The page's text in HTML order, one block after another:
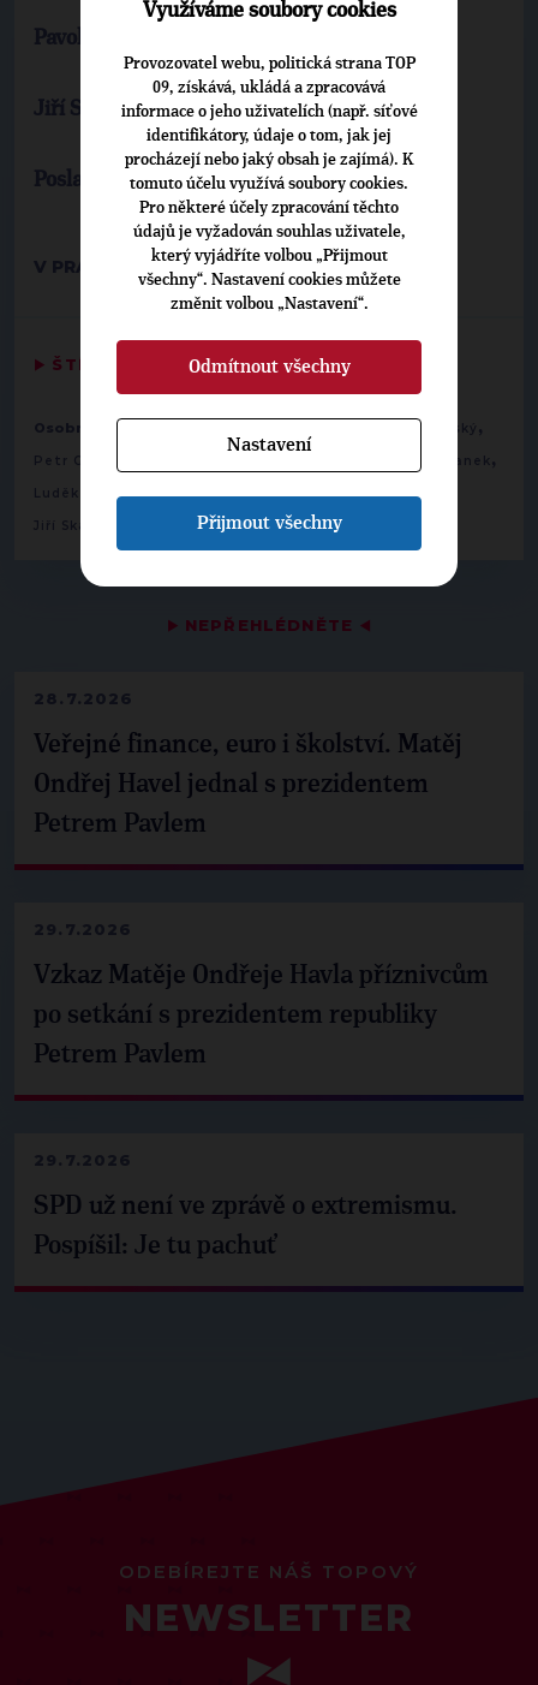
▶ NEPŘEHLÉDNĚTE ◀
28.7.2026
Veřejné finance, euro i školství. Matěj
Ondřej Havel jednal s prezidentem
Petrem Pavlem
29.7.2026
Vzkaz Matěje Ondřeje Havla příznivcům
po setkání s prezidentem republiky
Petrem Pavlem
29.7.2026
SPD už není ve zprávě o extremismu.
Pospíšil: Je tu pachuť
Pavol Lukša
Jiří Skalický
Poslanci a poslankyně TOP 09 a STAN
V PRAZE 2. 11. 2011
▶ ŠTÍTKY
Osobnosti: , , Jan Farský ,
Petr Gazdík Michal Janek ,
Luděk Jeništa,Helena Langšádlová,Pavol Lukša,
Jiří Skalický
ODEBÍREJTE NÁŠ TOPOVÝ
NEWSLETTER
Využíváme soubory cookies
Provozovatel webu, politická strana TOP
09, získává, ukládá a zpracovává
informace o jeho uživatelích (např. síťové
identifikátory, údaje o tom, jak jej
procházejí nebo jaký obsah je zajímá). K
tomuto účelu využívá soubory cookies.
Pro některé účely zpracování těchto
údajů je vyžadován souhlas uživatele,
který vyjádříte volbou „Přijmout
všechny“. Nastavení cookies můžete
změnit volbou „Nastavení“.
Odmítnout všechny
Nastavení
Přijmout všechny